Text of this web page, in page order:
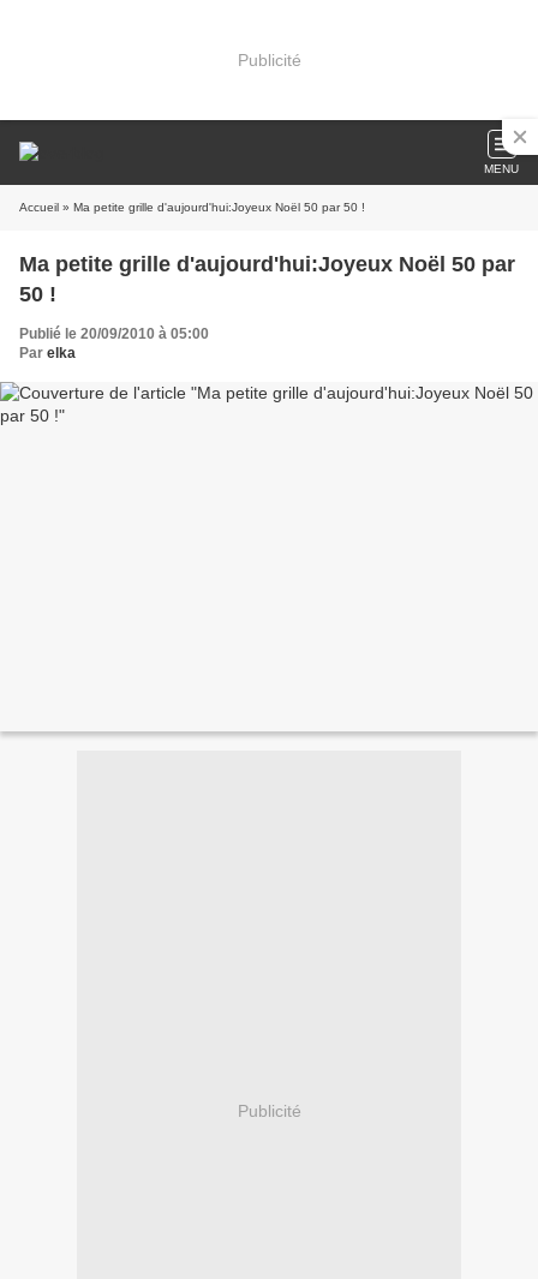
Publicité
MENU
Accueil » Ma petite grille d'aujourd'hui:Joyeux Noël 50 par 50 !
Ma petite grille d'aujourd'hui:Joyeux Noël 50 par
50 !
Publié le 20/09/2010 à 05:00
Par elka
Publicité